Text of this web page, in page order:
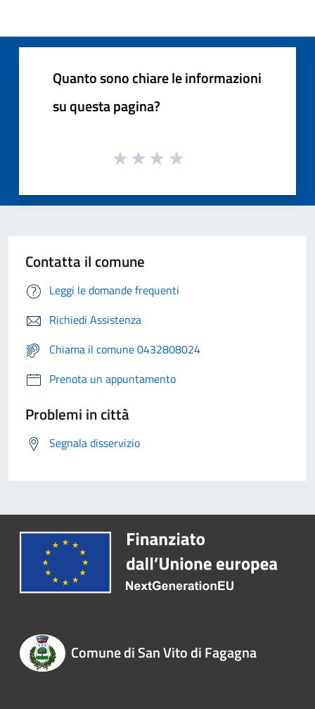
Quanto sono chiare le informazioni
su questa pagina?
Contatta il comune
Leggi le domande frequenti
Richiedi Assistenza
Chiama il comune 0432808024
Prenota un appuntamento
Problemi in città
Segnala disservizio
Comune di San Vito di Fagagna